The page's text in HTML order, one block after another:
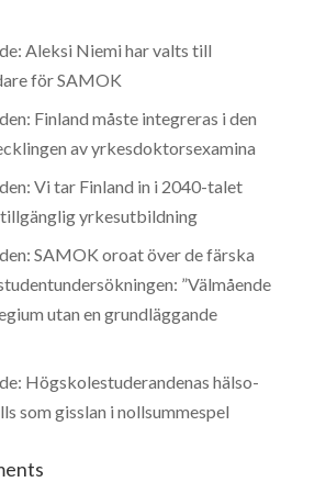
Aleksi Niemi har valts till
för SAMOK
Finland måste integreras i den
av yrkesdoktorsexamina
Vi tar Finland in i 2040-talet
yrkesutbildning
SAMOK oroat över de färska
”Välmående
utan en grundläggande
Högskolestuderandenas hälso-
som gisslan i nollsummespel